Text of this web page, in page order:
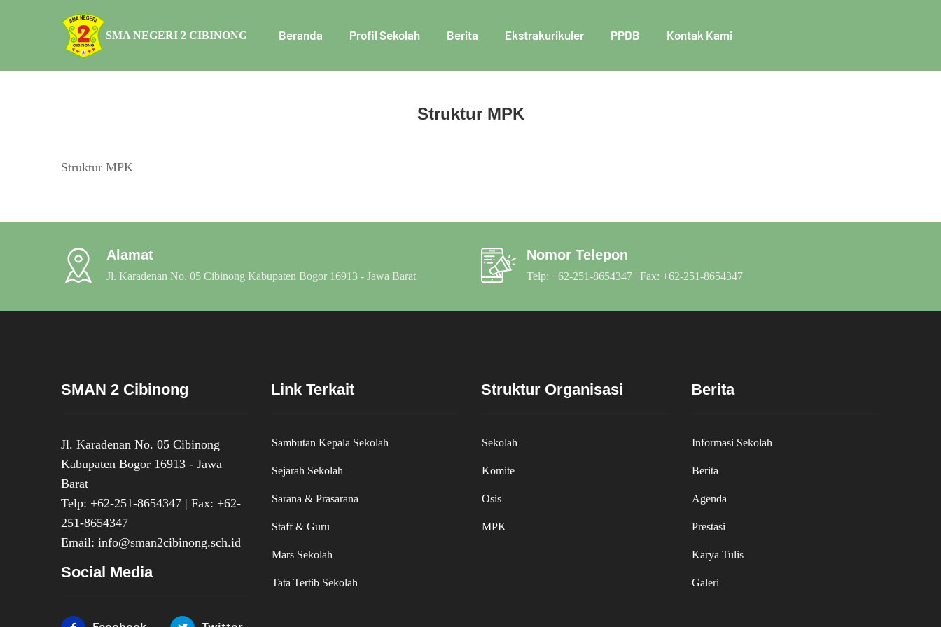
SMA NEGERI 2 CIBINONG Beranda Profil Sekolah Berita Ekstrakurikuler PPDB Kontak Kami
Struktur MPK
Struktur MPK
Alamat
Jl. Karadenan No. 05 Cibinong Kabupaten Bogor 16913 - Jawa Barat
Nomor Telepon
Telp: +62-251-8654347 | Fax: +62-251-8654347
SMAN 2 Cibinong
Jl. Karadenan No. 05 Cibinong
Kabupaten Bogor 16913 - Jawa
Barat
Telp: +62-251-8654347 | Fax: +62-
251-8654347
Email: info@sman2cibinong.sch.id
Social Media
Link Terkait
Sambutan Kepala Sekolah
Sejarah Sekolah
Sarana & Prasarana
Staff & Guru
Mars Sekolah
Tata Tertib Sekolah
Struktur Organisasi
Sekolah
Komite
Osis
MPK
Berita
Informasi Sekolah
Berita
Agenda
Prestasi
Karya Tulis
Galeri